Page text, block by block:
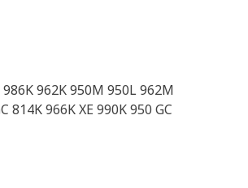
986K 962K 950M 950L 962M
814K 966K XE 990K 950 GC